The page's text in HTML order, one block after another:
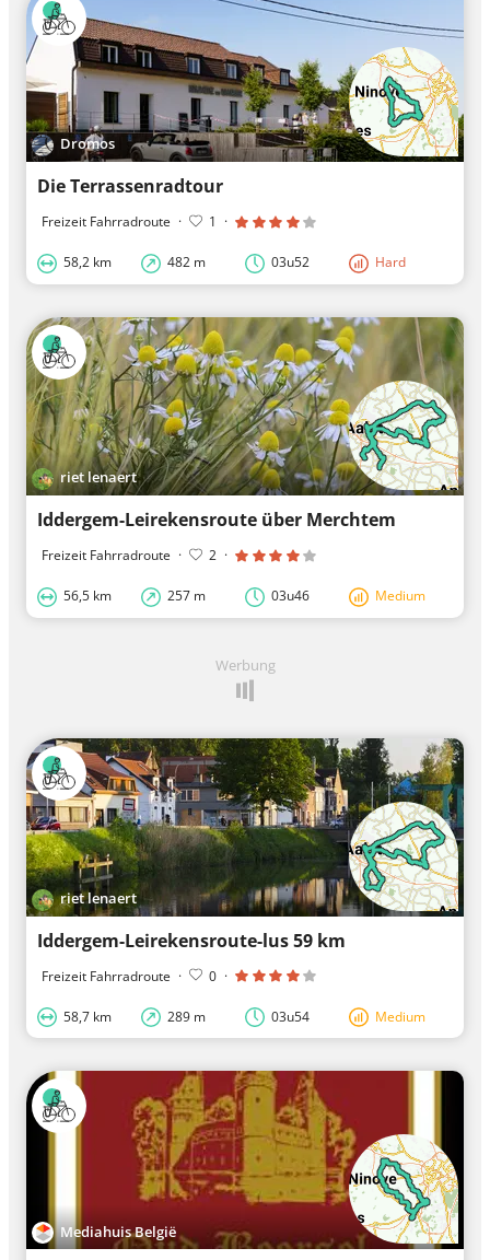
Dromos
Die Terrassenradtour
Freizeit Fahrradroute · 1 ·
58,2 km 482 m 03u52 Hard
riet lenaert
Iddergem-Leirekensroute über Merchtem
Freizeit Fahrradroute · 2 ·
56,5 km 257 m 03u46 Medium
Werbung
riet lenaert
Iddergem-Leirekensroute-lus 59 km
Freizeit Fahrradroute · 0 ·
58,7 km 289 m 03u54 Medium
Mediahuis België